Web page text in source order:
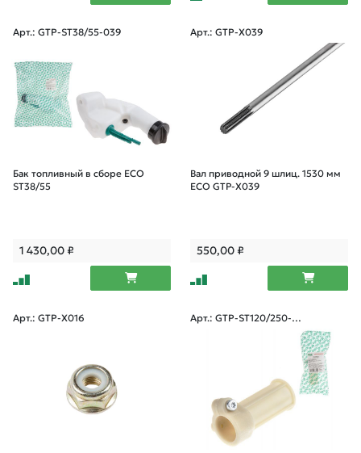
Арт.: GTP-ST38/55-039
Бак топливный в сборе ECO
ST38/55
1 430,00₽
Арт.: GTP-X039
Вал приводной 9 шлиц. 1530 мм
ECO GTP-X039
550,00₽
Арт.: GTP-X016
Арт.: GTP-ST120/250-0